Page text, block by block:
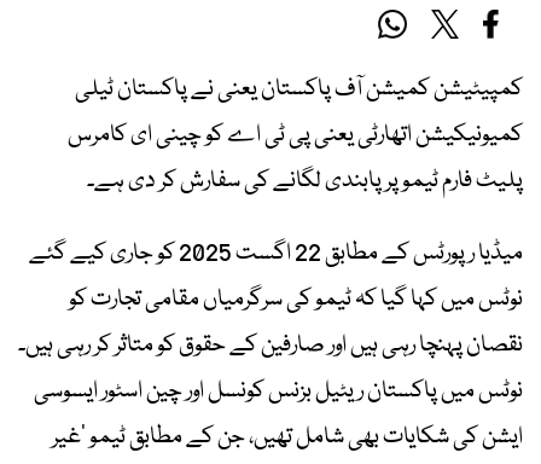
کمپیٹیشن کمیشن آف پاکستان یعنی نے پاکستان ٹیلی
کمیونیکیشن اتھارٹی یعنی پی ٹی اے کو چینی ای کامرس
پلیٹ فارم ٹیموپر پابندی لگانے کی سفارش کر دی ہے۔
میڈیا رپورٹس کے مطابق 22 اگست 2025 کو جاری کیے گئے
نوٹس میں کہا گیا کہ ٹیمو کی سرگرمیاں مقامی تجارت کو
نقصان پہنچا رہی ہیں اور صارفین کے حقوق کو متاثر کر رہی ہیں۔
نوٹس میں پاکستان ریٹیل بزنس کونسل اور چین اسٹور ایسوسی
ایشن کی شکایات بھی شامل تھیں، جن کے مطابق ٹیمو ’غیر